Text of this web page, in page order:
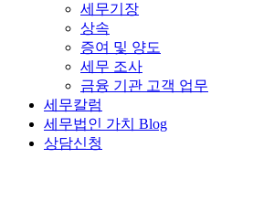
세무기장
상속
증여 및 양도
세무 조사
금융 기관 고객 업무
세무칼럼
세무법인 가치 Blog
상담신청